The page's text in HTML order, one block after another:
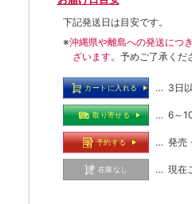
下記発送日は目安です。
※沖縄県や離島への発送につ
ざいます。 予めご了承くだ
カートに入れる … 3日
取り寄せる … 6～
予約する … 発売
在庫なし … 現在